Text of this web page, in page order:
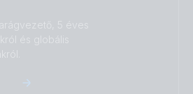
5 éves
és globális